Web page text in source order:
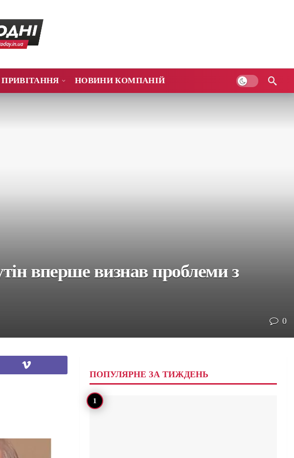
ПРИВІТАННЯ НОВИНИ КОМПАНІЙ
вперше визнав проблеми з
0
ПОПУЛЯРНЕ ЗА ТИЖДЕНЬ